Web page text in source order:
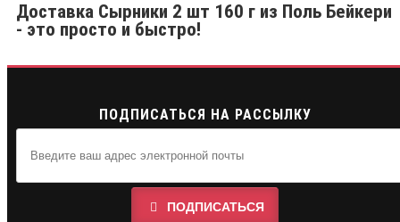
Доставка Сырники 2 шт 160 г из Поль Бейкери
- это просто и быстро!
ПОДПИСАТЬСЯ НА РАССЫЛКУ
ПОДПИСАТЬСЯ